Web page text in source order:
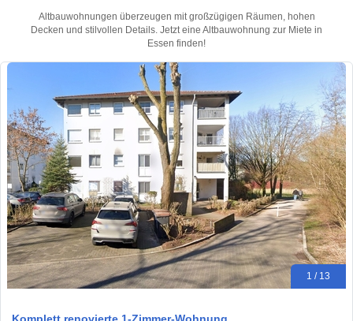
Altbauwohnungen überzeugen mit großzügigen Räumen, hohen
Decken und stilvollen Details. Jetzt eine Altbauwohnung zur Miete in
Essen finden!
1 / 13